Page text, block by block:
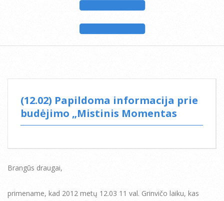
(12.02) Papildoma informacija prie
budėjimo „Mistinis Momentas
Brangūs draugai,
primename, kad 2012 metų 12.03 11 val. Grinvičo laiku, kas